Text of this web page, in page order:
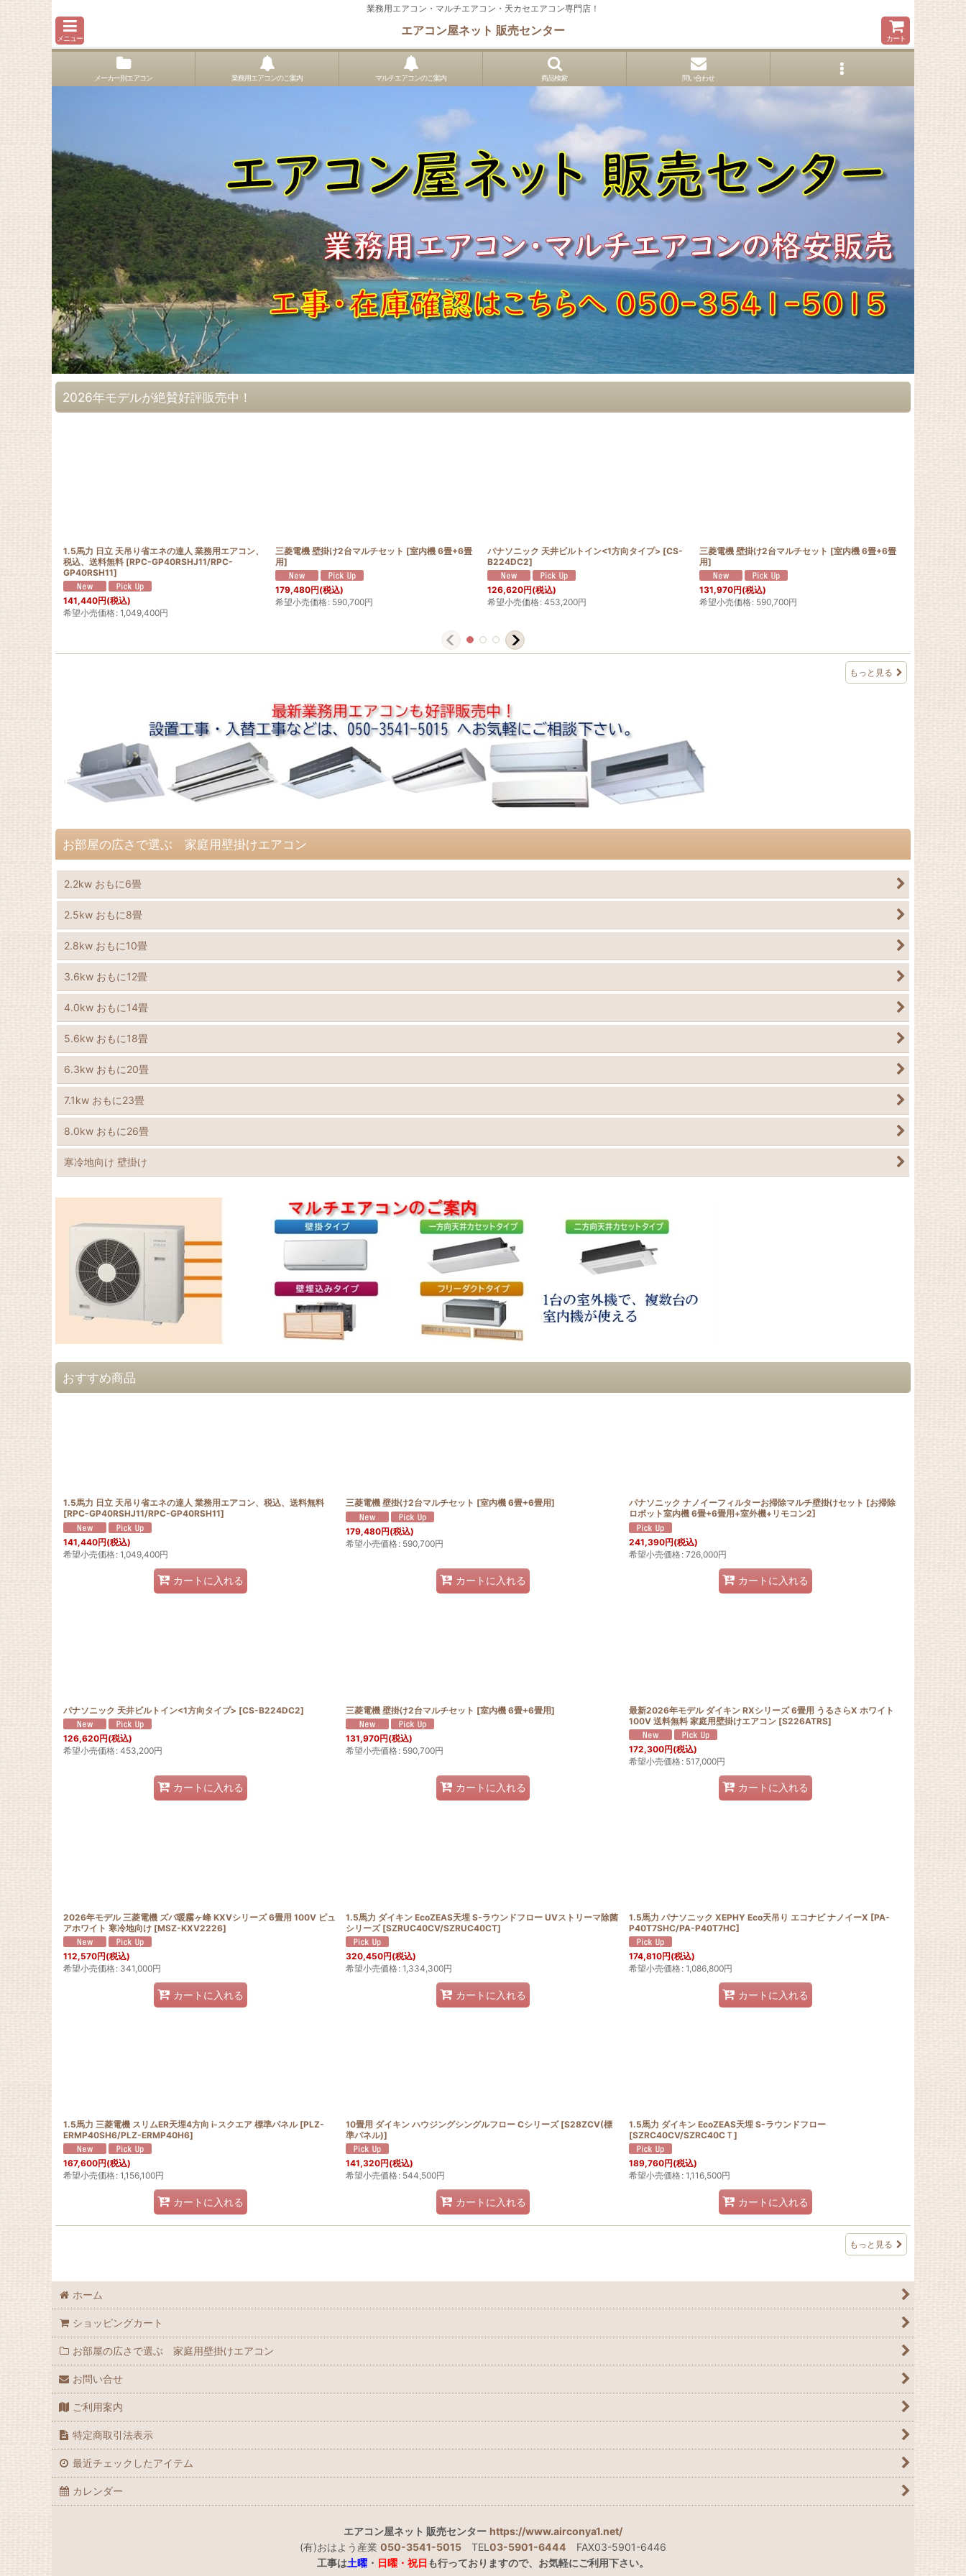
業務用エアコン・マルチエアコン・天カセエアコン専門店！
メニュー
エアコン屋ネット 販売センター
カート
メーカー別エアコン 業務用エアコンのご案内 マルチエアコンのご案内 商品検索 問い合わせ
2026年モデルが絶賛好評販売中！
1.5馬力 日立 天吊り省エネの達人 業務用エアコン、
税込、送料無料 [RPC-GP40RSHJ11/RPC-
GP40RSH11]
141,440円(税込)
希望小売価格: 1,049,400円
三菱電機 壁掛け2台マルチセット [室内機 6畳+6畳
用]
179,480円(税込)
希望小売価格: 590,700円
パナソニック 天井ビルトイン<1方向タイプ> [CS-
B224DC2]
126,620円(税込)
希望小売価格: 453,200円
三菱電機 壁掛け2台マルチセット [室内機 6畳+6畳
用]
131,970円(税込)
希望小売価格: 590,700円
もっと見る
お部屋の広さで選ぶ 家庭用壁掛けエアコン
2.2kw おもに6畳
2.5kw おもに8畳
2.8kw おもに10畳
3.6kw おもに12畳
4.0kw おもに14畳
5.6kw おもに18畳
6.3kw おもに20畳
7.1kw おもに23畳
8.0kw おもに26畳
寒冷地向け 壁掛け
おすすめ商品
1.5馬力 日立 天吊り省エネの達人 業務用エアコン、税込、送料無料
[RPC-GP40RSHJ11/RPC-GP40RSH11]
141,440円(税込)
希望小売価格: 1,049,400円
カートに入れる
三菱電機 壁掛け2台マルチセット [室内機 6畳+6畳用]
179,480円(税込)
希望小売価格: 590,700円
カートに入れる
パナソニック ナノイーフィルターお掃除マルチ壁掛けセット [お掃除
ロボット室内機 6畳+6畳用+室外機+リモコン2]
241,390円(税込)
希望小売価格: 726,000円
カートに入れる
パナソニック 天井ビルトイン<1方向タイプ> [CS-B224DC2]
126,620円(税込)
希望小売価格: 453,200円
カートに入れる
三菱電機 壁掛け2台マルチセット [室内機 6畳+6畳用]
131,970円(税込)
希望小売価格: 590,700円
カートに入れる
最新2026年モデル ダイキン RXシリーズ 6畳用 うるさらX ホワイト
100V 送料無料 家庭用壁掛けエアコン [S226ATRS]
172,300円(税込)
希望小売価格: 517,000円
カートに入れる
2026年モデル 三菱電機 ズバ暖霧ヶ峰 KXVシリーズ 6畳用 100V ピュ
アホワイト 寒冷地向け [MSZ-KXV2226]
112,570円(税込)
希望小売価格: 341,000円
カートに入れる
1.5馬力 ダイキン EcoZEAS天埋 S-ラウンドフロー UVストリーマ除菌
シリーズ [SZRUC40CV/SZRUC40CT]
320,450円(税込)
希望小売価格: 1,334,300円
カートに入れる
1.5馬力 パナソニック XEPHY Eco天吊り エコナビ ナノイーX [PA-
P40T7SHC/PA-P40T7HC]
174,810円(税込)
希望小売価格: 1,086,800円
カートに入れる
1.5馬力 三菱電機 スリムER天埋4方向 i-スクエア 標準パネル [PLZ-
ERMP40SH6/PLZ-ERMP40H6]
167,600円(税込)
希望小売価格: 1,156,100円
カートに入れる
10畳用 ダイキン ハウジングシングルフロー Cシリーズ [S28ZCV(標
準パネル)]
141,320円(税込)
希望小売価格: 544,500円
カートに入れる
1.5馬力 ダイキン EcoZEAS天埋 S-ラウンドフロー
[SZRC40CV/SZRC40CＴ]
189,760円(税込)
希望小売価格: 1,116,500円
カートに入れる
もっと見る
ホーム
ショッピングカート
お部屋の広さで選ぶ 家庭用壁掛けエアコン
お問い合せ
ご利用案内
特定商取引法表示
最近チェックしたアイテム
カレンダー
エアコン屋ネット 販売センター https://www.airconya1.net/
(有)おはよう産業 050-3541-5015 TEL 03-5901-6444 FAX03-5901-6446
工事は土曜 ・ 日曜・祝日 も行っておりますので、お気軽にご利用下さい。